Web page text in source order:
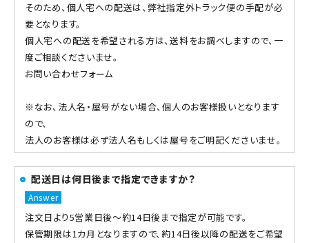
そのため、個人宅への配送は、弊社指定外トラック便の手配が必
要となります。
個人宅への配送を希望される方は、送料をお調べしますので、一
度ご相談くださいませ。
お問い合わせフォーム
※なお、法人名・屋号がない場合、個人のお客様扱いとなります
ので、
法人のお客様は必ず法人名もしくは屋号をご明記くださいませ。
配送日は何日後まで指定できますか？
注文日より5営業日後～約14日後まで指定が可能です。
保管期限は1カ月となりますので、約14日後以降の配送をご希望